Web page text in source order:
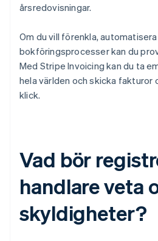
årsredovisningar.
Om du vill förenkla,
bokföringsprocesser kan du
Med Stripe Invoicing kan du ta
hela världen och skicka fakturor
klick.
Vad bör
handlare veta
skyldigheter?